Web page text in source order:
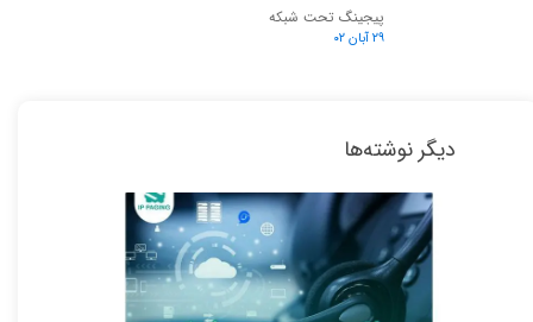
پیجینگ تحت شبکه
۲۹ آبان ۰۲
دیگر نوشته‌ها